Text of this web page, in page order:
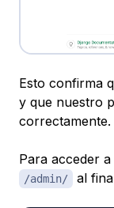
Esto confirma
y que nuestro
correctamente.
Para acceder
/admin/ al